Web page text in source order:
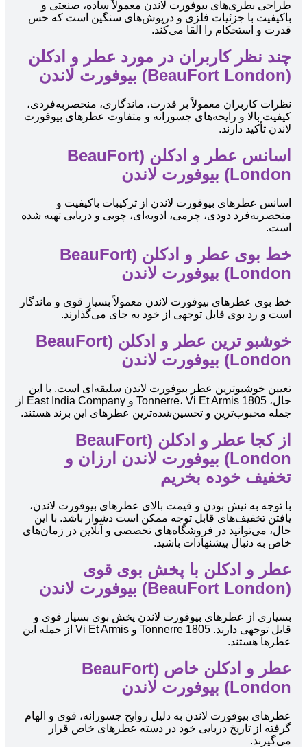
طراحی بطری‌های بیوفورت لاندن معمولاً ساده، صنعتی و
باکیفیت با جزئیات فلزی و درپوش‌های سنگین است که حس
قدرت و استحکام را القا می‌کند.
چند نظر کاربران در مورد عطر و ادکلن
(BeauFort London) بیوفورت لاندن
نظرات کاربران معمولاً بر قدرت، ماندگاری، منحصربه‌فردی،
کیفیت بالا و رایحه‌های جسورانه و متفاوت عطرهای بیوفورت
لاندن تأکید دارند.
اسانس عطر و ادکلن (BeauFort
London) بیوفورت لاندن
اسانس عطرهای بیوفورت لاندن از ترکیبات باکیفیت و
منحصربه‌فرد دودی، چرمی، ادویه‌ای، چوبی و دریایی تهیه شده
است.
خط بوی عطر و ادکلن (BeauFort
London) بیوفورت لاندن
خط بوی عطرهای بیوفورت لاندن معمولاً بسیار قوی و ماندگار
است و رد بوی قابل توجهی از خود به جای می‌گذارند.
خوشبو ترین عطر و ادکلن (BeauFort
London) بیوفورت لاندن
تعیین خوشبوترین عطر بیوفورت لاندن سلیقه‌ای است. با این
حال، 1805 Tonnerre، Vi Et Armis و East India Company از
جمله محبوب‌ترین و تحسین‌شده‌ترین عطرهای این برند هستند.
از کجا عطر و ادکلن (BeauFort
London) بیوفورت لاندن ارزان و
تخفیف خوده بخریم
با توجه به نیش بودن و قیمت بالای عطرهای بیوفورت لاندن،
یافتن تخفیف‌های قابل توجه ممکن است دشوار باشد. با این
حال، می‌توانید در فروشگاه‌های تخصصی و آنلاین در زمان‌های
خاص به دنبال پیشنهادات باشید.
عطر و ادکلن با پخش بوی قوی
(BeauFort London) بیوفورت لاندن
بسیاری از عطرهای بیوفورت لاندن پخش بوی بسیار قوی و
قابل توجهی دارند. 1805 Tonnerre و Vi Et Armis از جمله این
عطرها هستند.
عطر و ادکلن خاص (BeauFort
London) بیوفورت لاندن
عطرهای بیوفورت لاندن به دلیل روایح جسورانه، قوی و الهام
گرفته از تاریخ دریایی خود در دسته عطرهای خاص قرار
می‌گیرند.